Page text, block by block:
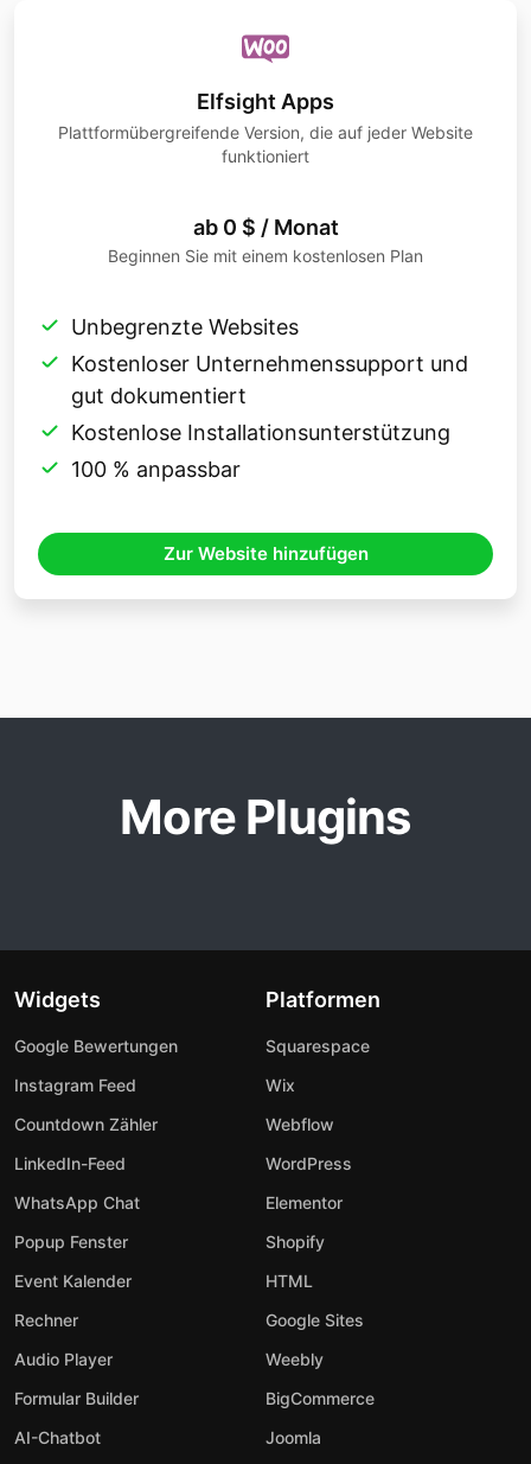
Elfsight Apps
Plattformübergreifende Version, die auf jeder Website
funktioniert
ab 0 $ / Monat
Beginnen Sie mit einem kostenlosen Plan
Unbegrenzte Websites
Kostenloser Unternehmenssupport und
gut dokumentiert
Kostenlose Installationsunterstützung
100 % anpassbar
Zur Website hinzufügen
More Plugins
Widgets
Google Bewertungen
Instagram Feed
Countdown Zähler
LinkedIn-Feed
WhatsApp Chat
Popup Fenster
Event Kalender
Rechner
Audio Player
Formular Builder
AI-Chatbot
Platformen
Squarespace
Wix
Webflow
WordPress
Elementor
Shopify
HTML
Google Sites
Weebly
BigCommerce
Joomla